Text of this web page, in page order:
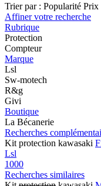
Trier par : Popularité Prix
Affiner votre recherche
Rubrique
Protection
Compteur
Marque
Lsl
Sw-motech
R&g
Givi
Boutique
La Bécanerie
Recherches
Kit protection kawasaki
Lsl
1000
Recherches similaires